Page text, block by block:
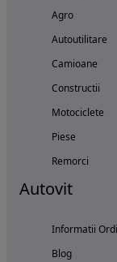
Agro
Autoutilitare
Camioane
Constructii
Motociclete
Piese
Remorci
Autovit
Informatii
Blog